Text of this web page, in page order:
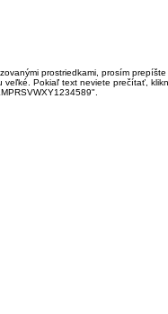
prostriedkami, prosím
Pokiaľ text neviete prečítať,